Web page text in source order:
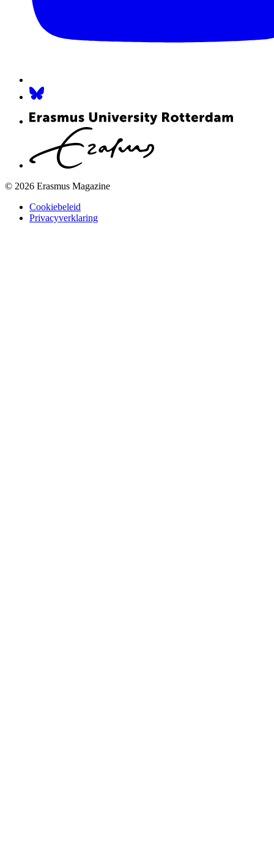
© 2026 Erasmus Magazine
Cookiebeleid
Privacyverklaring